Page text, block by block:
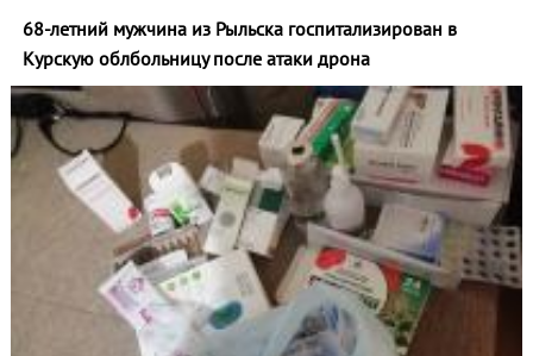
68-летний мужчина из Рыльска госпитализирован в
Курскую облбольницу после атаки дрона